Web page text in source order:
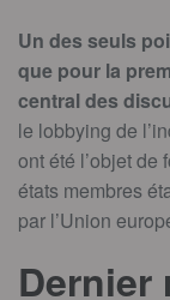
Un des seuls
que pour la
central des
le lobbying de
ont été l’objet de
états membres
par l’Union
Dernier